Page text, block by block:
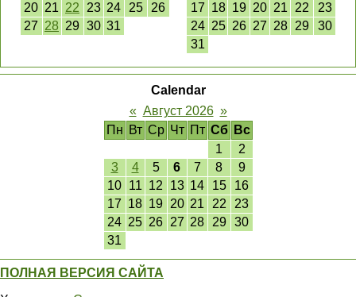
20 21 22 23 24 25
26
27 28 29 30 31
17 18 19 20 21 22
23
24 25 26 27 28 29
30
31
Calendar
« Август 2026 »
Пн Вт Ср Чт Пт Сб
Вс
1
2
3
4 5 6 7 8
9
10 11 12 13 14 15
16
17 18 19 20 21 22
23
24 25 26 27 28 29
30
31
ПОЛНАЯ ВЕРСИЯ САЙТА